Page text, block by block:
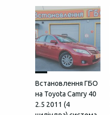
Встановлення ГБО
на Toyota Camry 40
2.5 2011 (4